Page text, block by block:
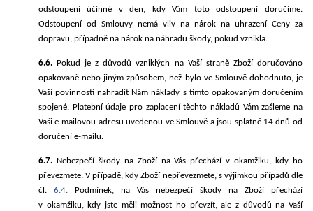
odstoupení účinné v den, kdy Vám toto odstoupení doručíme.
Odstoupení od Smlouvy nemá vliv na nárok na uhrazení Ceny za
dopravu, případně na nárok na náhradu škody, pokud vznikla.
6.6. Pokud je z důvodů vzniklých na Vaší straně Zboží doručováno
opakovaně nebo jiným způsobem, než bylo ve Smlouvě dohodnuto, je
Vaší povinností nahradit Nám náklady s tímto opakovaným doručením
spojené. Platební údaje pro zaplacení těchto nákladů Vám zašleme na
Vaši e-mailovou adresu uvedenou ve Smlouvě a jsou splatné 14 dnů od
doručení e-mailu.
6.7. Nebezpečí škody na Zboží na Vás přechází v okamžiku, kdy ho
převezmete. V případě, kdy Zboží nepřevezmete, s výjimkou případů dle
čl. 6.4. Podmínek, na Vás nebezpečí škody na Zboží přechází
v okamžiku, kdy jste měli možnost ho převzít, ale z důvodů na Vaší